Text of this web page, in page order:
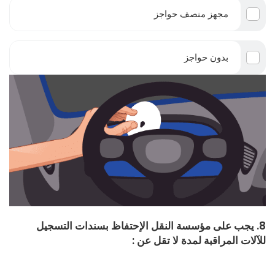
مجهز منصف حواجز
بدون حواجز
8. يجب على مؤسسة النقل الإحتفاظ بسندات التسجيل
للآلات المراقبة لمدة لا تقل عن :